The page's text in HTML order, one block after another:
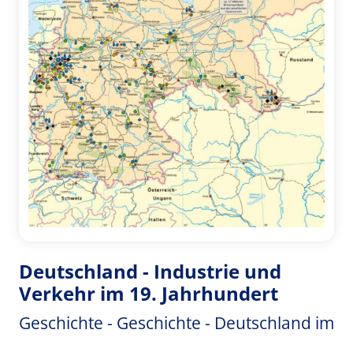
Deutschland - Industrie und
Verkehr im 19. Jahrhundert
Geschichte - Geschichte - Deutschland im